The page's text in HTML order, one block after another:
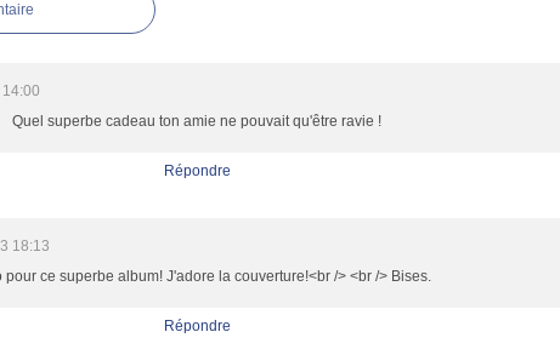
Quel superbe cadeau ton amie ne pouvait qu'être ravie !
Répondre
18:13
pour ce superbe album! J'adore la couverture!<br /> <br /> Bises.
Répondre